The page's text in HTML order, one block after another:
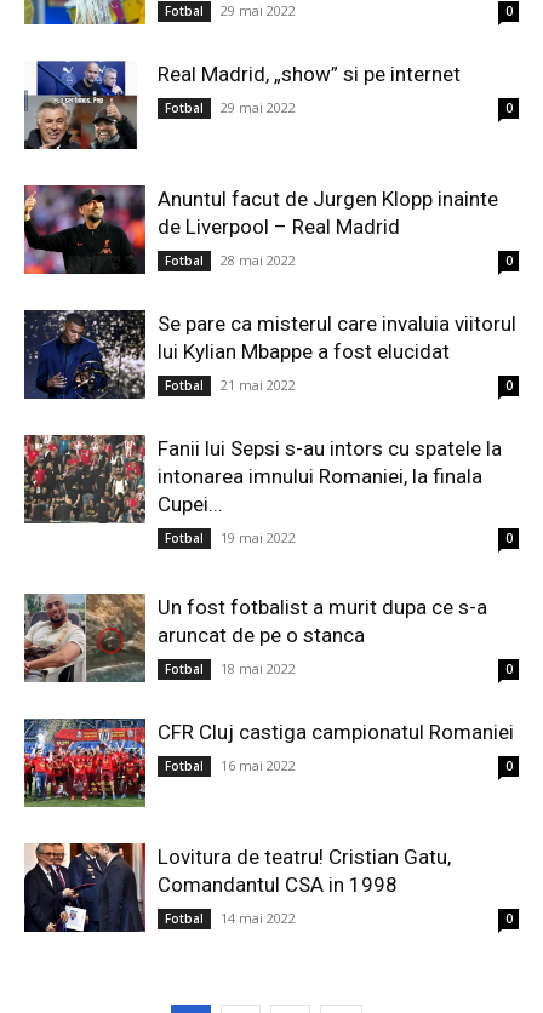
Fotbal 29 mai 2022 0
Real Madrid, „show” si pe internet
Fotbal 29 mai 2022 0
Anuntul facut de Jurgen Klopp inainte
de Liverpool – Real Madrid
Fotbal 28 mai 2022 0
Se pare ca misterul care invaluia viitorul
lui Kylian Mbappe a fost elucidat
Fotbal 21 mai 2022 0
Fanii lui Sepsi s-au intors cu spatele la
intonarea imnului Romaniei, la finala
Cupei...
Fotbal 19 mai 2022 0
Un fost fotbalist a murit dupa ce s-a
aruncat de pe o stanca
Fotbal 18 mai 2022 0
CFR Cluj castiga campionatul Romaniei
Fotbal 16 mai 2022 0
Lovitura de teatru! Cristian Gatu,
Comandantul CSA in 1998
Fotbal 14 mai 2022 0